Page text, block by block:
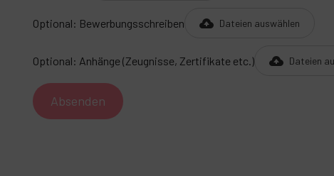
Optional: Bewerbungsschreiben Dateien auswählen
Optional: Anhänge (Zeugnisse, Zertifikate etc.) Dateien